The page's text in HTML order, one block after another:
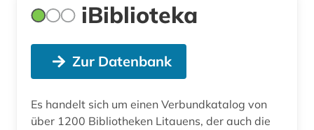
iBiblioteka
Zur Datenbank
Es handelt sich um einen Verbundkatalog von
über 1200 Bibliotheken Litauens, der auch die